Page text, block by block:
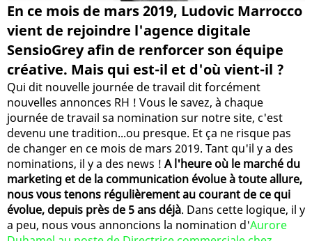
En ce mois de mars 2019, Ludovic Marrocco
vient de rejoindre l'agence digitale
SensioGrey afin de renforcer son équipe
créative. Mais qui est-il et d'où vient-il ?
Qui dit nouvelle journée de travail dit forcément
nouvelles annonces RH ! Vous le savez, à chaque
journée de travail sa nomination sur notre site, c'est
devenu une tradition...ou presque. Et ça ne risque pas
de changer en ce mois de mars 2019. Tant qu'il y a des
nominations, il y a des news ! A l'heure où le marché du
marketing et de la communication évolue à toute allure,
nous vous tenons régulièrement au courant de ce qui
évolue, depuis près de 5 ans déjà. Dans cette logique, il y
a peu, nous vous annoncions la nomination d'Aurore